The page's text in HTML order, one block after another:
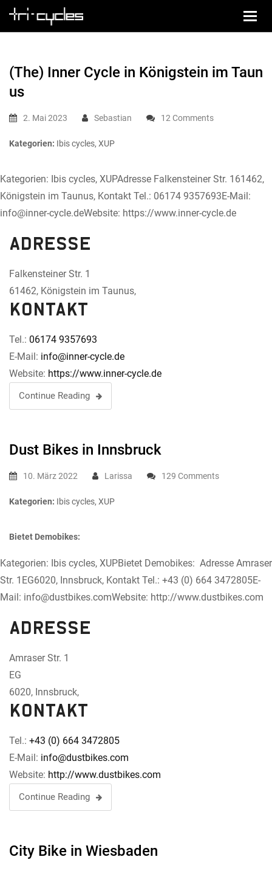
(The) Inner Cycle in Königstein im Taun
us
2. Mai 2023 Sebastian 12 Comments
Kategorien: Ibis cycles, XUP
Kategorien: Ibis cycles, XUPAdresse Falkensteiner Str. 161462,
Königstein im Taunus, Kontakt Tel.: 06174 9357693E-Mail:
info@inner-cycle.deWebsite: https://www.inner-cycle.de
Adresse
Falkensteiner Str. 1
61462, Königstein im Taunus,
Kontakt
Tel.: 06174 9357693
E-Mail: info@inner-cycle.de
Website: https://www.inner-cycle.de
Continue Reading
Dust Bikes in Innsbruck
10. März 2022 Larissa 129 Comments
Kategorien: Ibis cycles, XUP
Bietet Demobikes:
Kategorien: Ibis cycles, XUPBietet Demobikes: Adresse Amraser
Str. 1EG6020, Innsbruck, Kontakt Tel.: +43 (0) 664 3472805E-
Mail: info@dustbikes.comWebsite: http://www.dustbikes.com
Adresse
Amraser Str. 1
EG
6020, Innsbruck,
Kontakt
Tel.: +43 (0) 664 3472805
E-Mail: info@dustbikes.com
Website: http://www.dustbikes.com
Continue Reading
City Bike in Wiesbaden